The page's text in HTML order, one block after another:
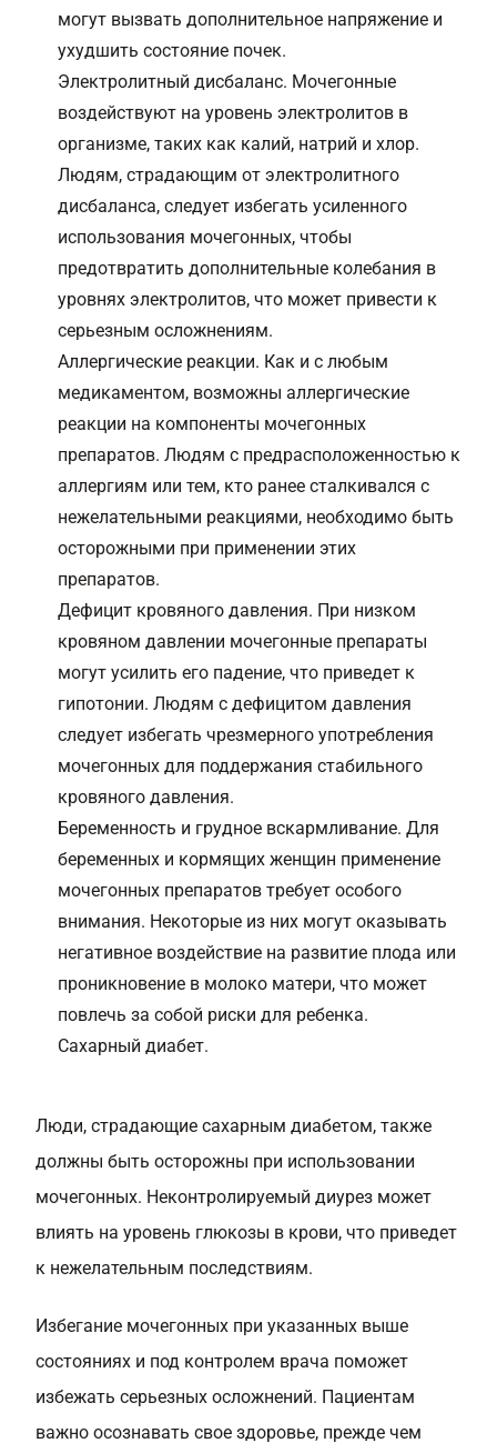
могут вызвать дополнительное напряжение и
ухудшить состояние почек.
Электролитный дисбаланс. Мочегонные
воздействуют на уровень электролитов в
организме, таких как калий, натрий и хлор.
Людям, страдающим от электролитного
дисбаланса, следует избегать усиленного
использования мочегонных, чтобы
предотвратить дополнительные колебания в
уровнях электролитов, что может привести к
серьезным осложнениям.
Аллергические реакции. Как и с любым
медикаментом, возможны аллергические
реакции на компоненты мочегонных
препаратов. Людям с предрасположенностью к
аллергиям или тем, кто ранее сталкивался с
нежелательными реакциями, необходимо быть
осторожными при применении этих
препаратов.
Дефицит кровяного давления. При низком
кровяном давлении мочегонные препараты
могут усилить его падение, что приведет к
гипотонии. Людям с дефицитом давления
следует избегать чрезмерного употребления
мочегонных для поддержания стабильного
кровяного давления.
Беременность и грудное вскармливание. Для
беременных и кормящих женщин применение
мочегонных препаратов требует особого
внимания. Некоторые из них могут оказывать
негативное воздействие на развитие плода или
проникновение в молоко матери, что может
повлечь за собой риски для ребенка.
Сахарный диабет.
Люди, страдающие сахарным диабетом, также
должны быть осторожны при использовании
мочегонных. Неконтролируемый диурез может
влиять на уровень глюкозы в крови, что приведет
к нежелательным последствиям.
Избегание мочегонных при указанных выше
состояниях и под контролем врача поможет
избежать серьезных осложнений. Пациентам
важно осознавать свое здоровье, прежде чем